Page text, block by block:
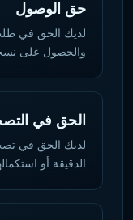
حق الوصول
لديك الحق في
والحصول على
الحق في
لديك الحق في
الدقيقة أو